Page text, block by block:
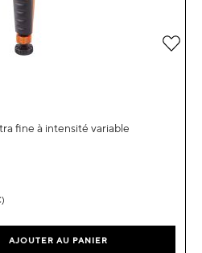
fine à intensité variable
AJOUTER AU PANIER